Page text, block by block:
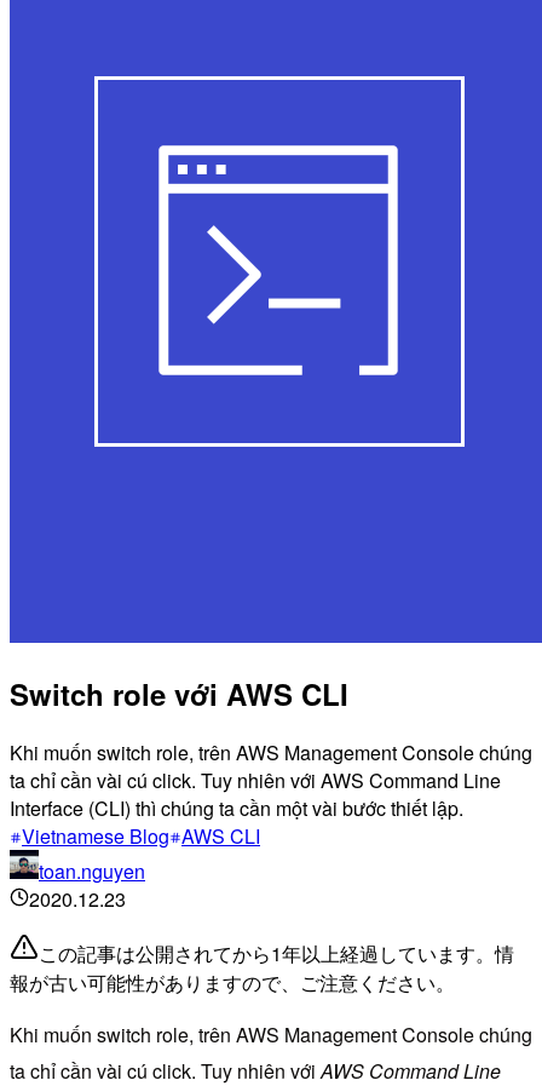
Switch role với AWS CLI
Khi muốn switch role, trên AWS Management Console chúng
ta chỉ cần vài cú click. Tuy nhiên với AWS Command Line
Interface (CLI) thì chúng ta cần một vài bước thiết lập.
Vietnamese Blog AWS CLI
toan.nguyen
2020.12.23
この記事は公開されてから1年以上経過しています。情
報が古い可能性がありますので、ご注意ください。
Khi muốn switch role, trên AWS Management Console chúng
ta chỉ cần vài cú click. Tuy nhiên với AWS Command Line